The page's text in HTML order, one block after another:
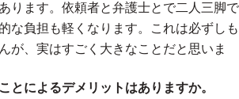
ります。依頼者と弁護士とで二人三脚で
な負担も軽くなります。これは必ずしも
が、実はすごく大きなことだと思いま
とによるデメリットはありますか。